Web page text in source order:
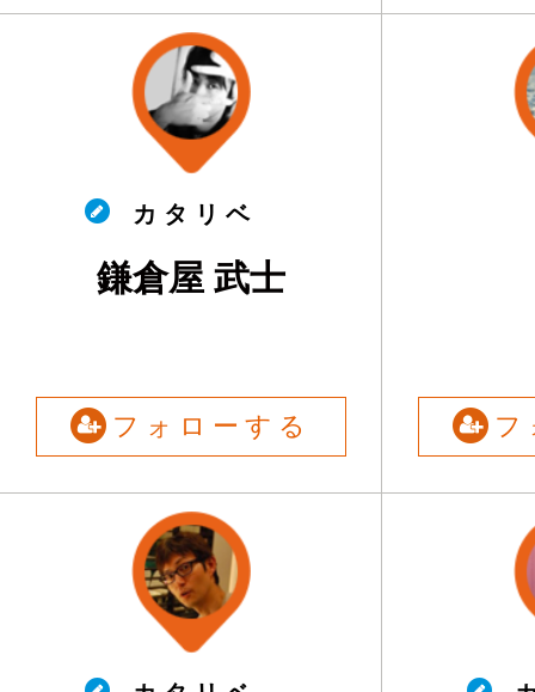
カ タ リ ベ
鎌倉屋 武士
フォローする